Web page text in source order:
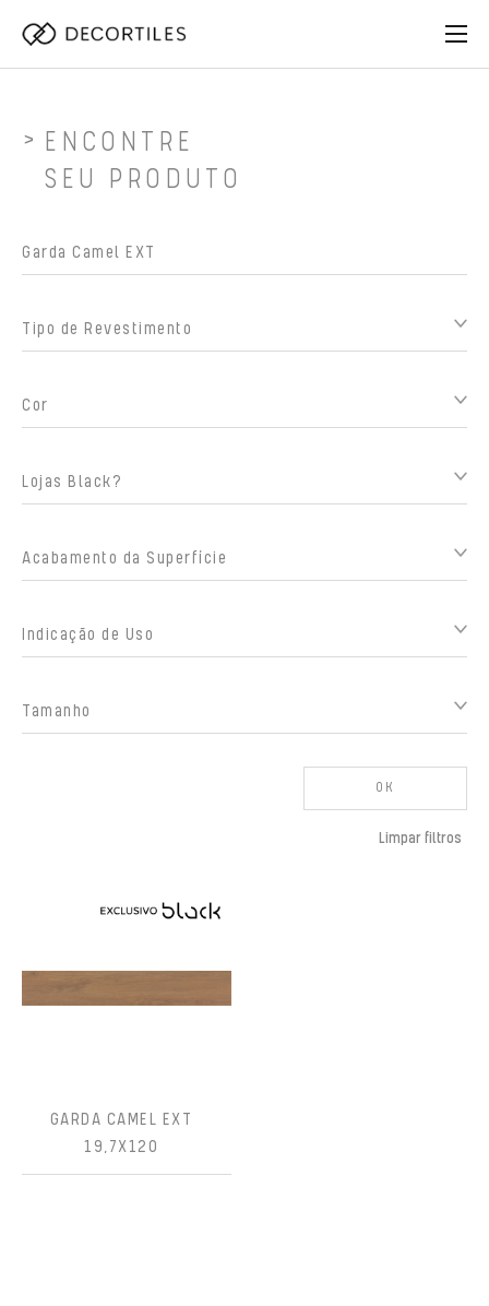
ENCONTRE
SEU PRODUTO
Tipo de Revestimento
Cor
Lojas Black?
Acabamento da Superfície
Indicação de Uso
Tamanho
OK
Limpar filtros
GARDA CAMEL EXT
19,7X120